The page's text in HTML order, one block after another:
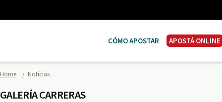
CÓMO APOSTAR APOSTÁ ONLINE
Home Noticias
GALERÍA CARRERAS